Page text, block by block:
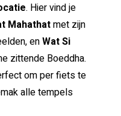
. Hier vind je
Mahathatmet zijn
enWat Si
zittende Boeddha.
om per fiets te
alle tempels